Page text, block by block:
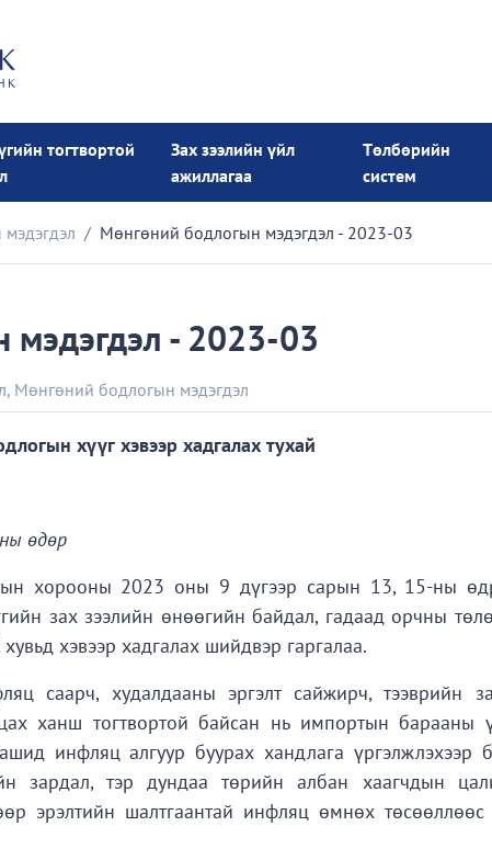
тогтвортой
Зах зээлийн үйл
ажиллагаа
Төлбөрийн
систем
Мөнгөний бодлогын мэдэгдэл - 2023-03
мэдэгдэл - 2023-03
, Мөнгөний бодлогын мэдэгдэл
хүүг хэвээр хадгалах тухай
өдөр
хорооны 2023 оны 9 дүгээр сарын 13, 15-ны
зах зээлийн өнөөгийн байдал, гадаад орчны
хэвээр хадгалах шийдвэр гаргалаа.
саарч, худалдааны эргэлт сайжирч, тээврийн
ханш тогтвортой байсан нь импортын барааны
инфляц алгуур буурах хандлага үргэлжлэхээр
зардал, тэр дундаа төрийн албан хаагчдын
эрэлтийн шалтгаантай инфляц өмнөх төсөөллөөс